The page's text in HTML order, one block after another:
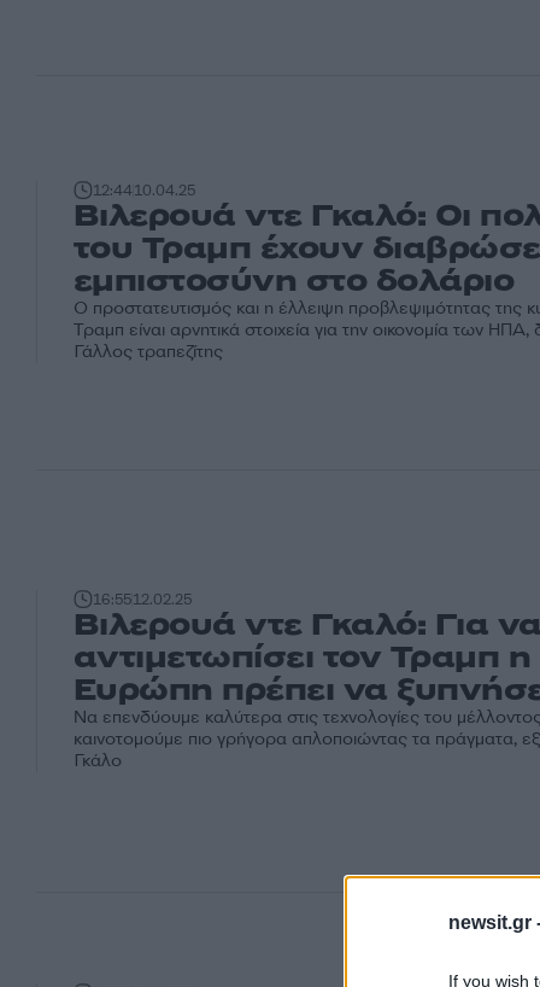
newsit.gr
If you wish
12:4410.04.25
Βιλερουά ντε Γκαλό: Οι
του Τραμπ έχουν
εμπιστοσύνη στο δολάριο
Ο προστατευτισμός και η έλλειψη προβλεψιμότητας της
Τραμπ είναι αρνητικά στοιχεία για την οικονομία των ΗΠΑ,
Γάλλος τραπεζίτης
16:5512.02.25
Bιλερουά ντε Γκαλό: Για να
αντιμετωπίσει τον Τραμπ η
Ευρώπη πρέπει να
Να επενδύουμε καλύτερα στις τεχνολογίες του
καινοτομούμε πιο γρήγορα απλοποιώντας τα πράγματα,
Γκάλο